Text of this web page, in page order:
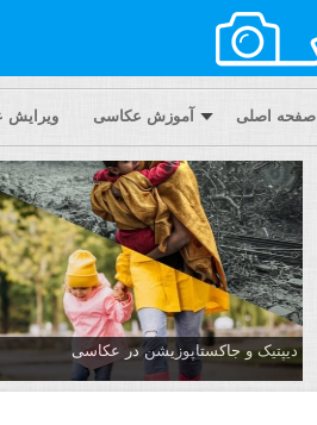
صفحه اصلی آموزش عکاسی
دیپتیک و جاکستا‌پوزیشن در عکاسی